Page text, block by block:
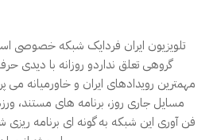
تلویزیون ایران فردایک شبکه خصوصی
گروهی تعلق نداردو روزانه با دیدی
مسایل جاری روز، برنامه های مستند،
فن آوری این شبکه به گونه ای برنامه